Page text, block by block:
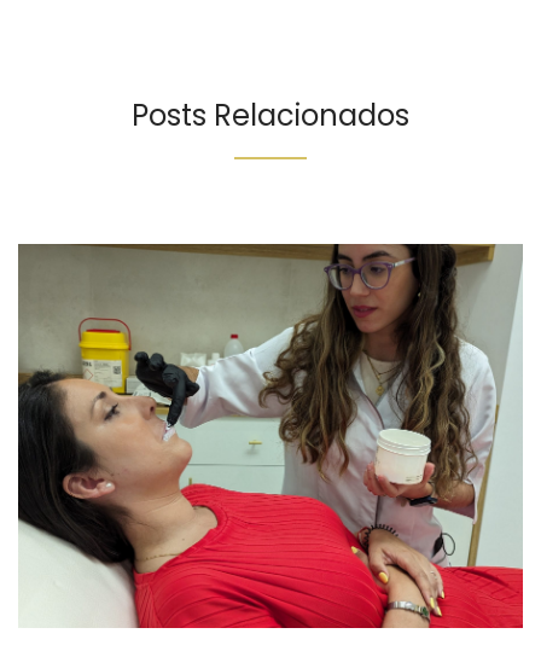
Posts Relacionados